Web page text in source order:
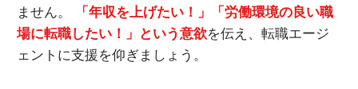
ません。
「年収を上げたい！」「労働環境の良い職
場に転職したい！」という意欲を伝え、転職エージ
ェントに支援を仰ぎましょう。